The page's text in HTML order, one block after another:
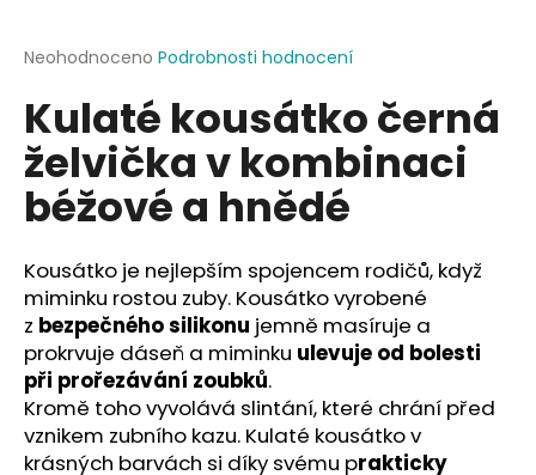
Průměrné
produktu
je
0,0
z
5
hvězdiček.
Neohodnoceno Podrobnosti hodnocení
Kulaté kousátko černá
želvička v kombinaci
béžové a hnědé
Kousátko je nejlepším spojencem rodičů, když
miminku rostou zuby. Kousátko vyrobené
z bezpečného silikonu jemně masíruje a
prokrvuje dáseň a miminku ulevuje od bolesti
při prořezávání zoubků.
Kromě toho vyvolává slintání, které chrání před
vznikem zubního kazu. Kulaté kousátko v
krásných barvách si díky svému prakticky
j
t
?
HLEDAT
D
o
p
o